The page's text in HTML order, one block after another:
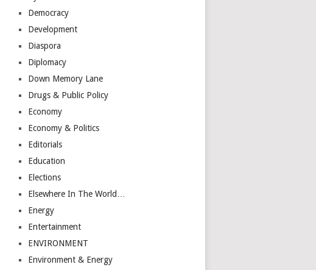
Democracy
Development
Diaspora
Diplomacy
Down Memory Lane
Drugs & Public Policy
Economy
Economy & Politics
Editorials
Education
Elections
Elsewhere In The World…
Energy
Entertainment
ENVIRONMENT
Environment & Energy